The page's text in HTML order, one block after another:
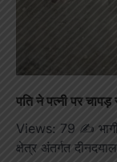
पति ने पत्नी पर
Views: 79 ✍️
क्षेत्र अंतर्गत